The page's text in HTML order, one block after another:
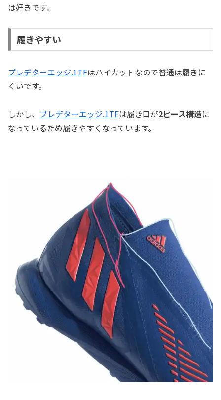
は好きです。
履きやすい
プレデターエッジ.1TFはハイカットなので普通は履きに
くいです。
しかし、 プレデターエッジ.1TFは履き口が2ピース構造に
なっているため履きやすくなっています。